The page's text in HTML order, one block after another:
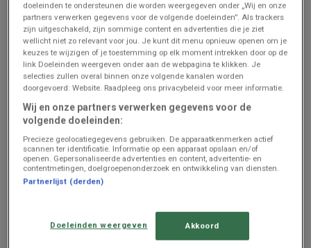
met 11/8
met 25/8
ZOJUIST TOEGEVOEGD
Weba
Prijsgegevens
BINNENKORT BESCHIKBAAR
produits sélectionnés
Prijsgegevens
geldig tot en
doeleinden te ondersteunen die worden weergegeven onder „Wij en onze
partners verwerken gegevens voor de volgende doeleinden”. Als trackers
zijn uitgeschakeld, zijn sommige content en advertenties die je ziet
wellicht niet zo relevant voor jou. Je kunt dit menu opnieuw openen om je
keuzes te wijzigen of je toestemming op elk moment intrekken door op de
link Doeleinden weergeven onder aan de webpagina te klikken. Je
selecties zullen overal binnen onze volgende kanalen worden
doorgevoerd: Website. Raadpleeg ons privacybeleid voor meer informatie.
Wij en onze partners verwerken gegevens voor de
volgende doeleinden:
Precieze geolocatiegegevens gebruiken. De apparaatkenmerken actief
scannen ter identificatie. Informatie op een apparaat opslaan en/of
openen. Gepersonaliseerde advertenties en content, advertentie- en
contentmetingen, doelgroepenonderzoek en ontwikkeling van diensten.
Partnerlijst (derden)
Doeleinden weergeven Akkoord